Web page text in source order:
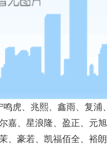
虎、兆熙、鑫雨、复浦
嘉、星浪隆、盈正、元
豪若、凯福佰全、裕朗